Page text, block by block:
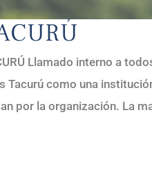
Llamado interno a
Tacurú como una
por la organización. La